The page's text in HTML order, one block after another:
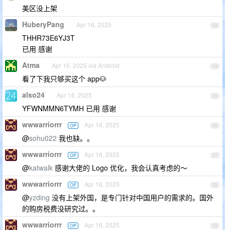
美区没上架
23
HuberyPang Apr 16, 2025
THHR73E6YJ3T
已用 感谢
24
Atma Apr 16, 2025 via Android
看了下我只够买这个 app🐶
25
also24 Apr 16, 2025
YFWNMMN6TYMH 已用 感谢
26
wwwarriorrr OP Apr 16, 2025
@sohu022 我也缺。。
27
wwwarriorrr OP Apr 16, 2025
@katwalk 感谢大佬的 Logo 优化，我会认真考虑的～
28
wwwarriorrr OP Apr 16, 2025
@yzding 没有上架外国，是专门针对中国用户的需求的。国外
的购房税费没研究过。。
29
wwwarriorrr OP Apr 16, 2025